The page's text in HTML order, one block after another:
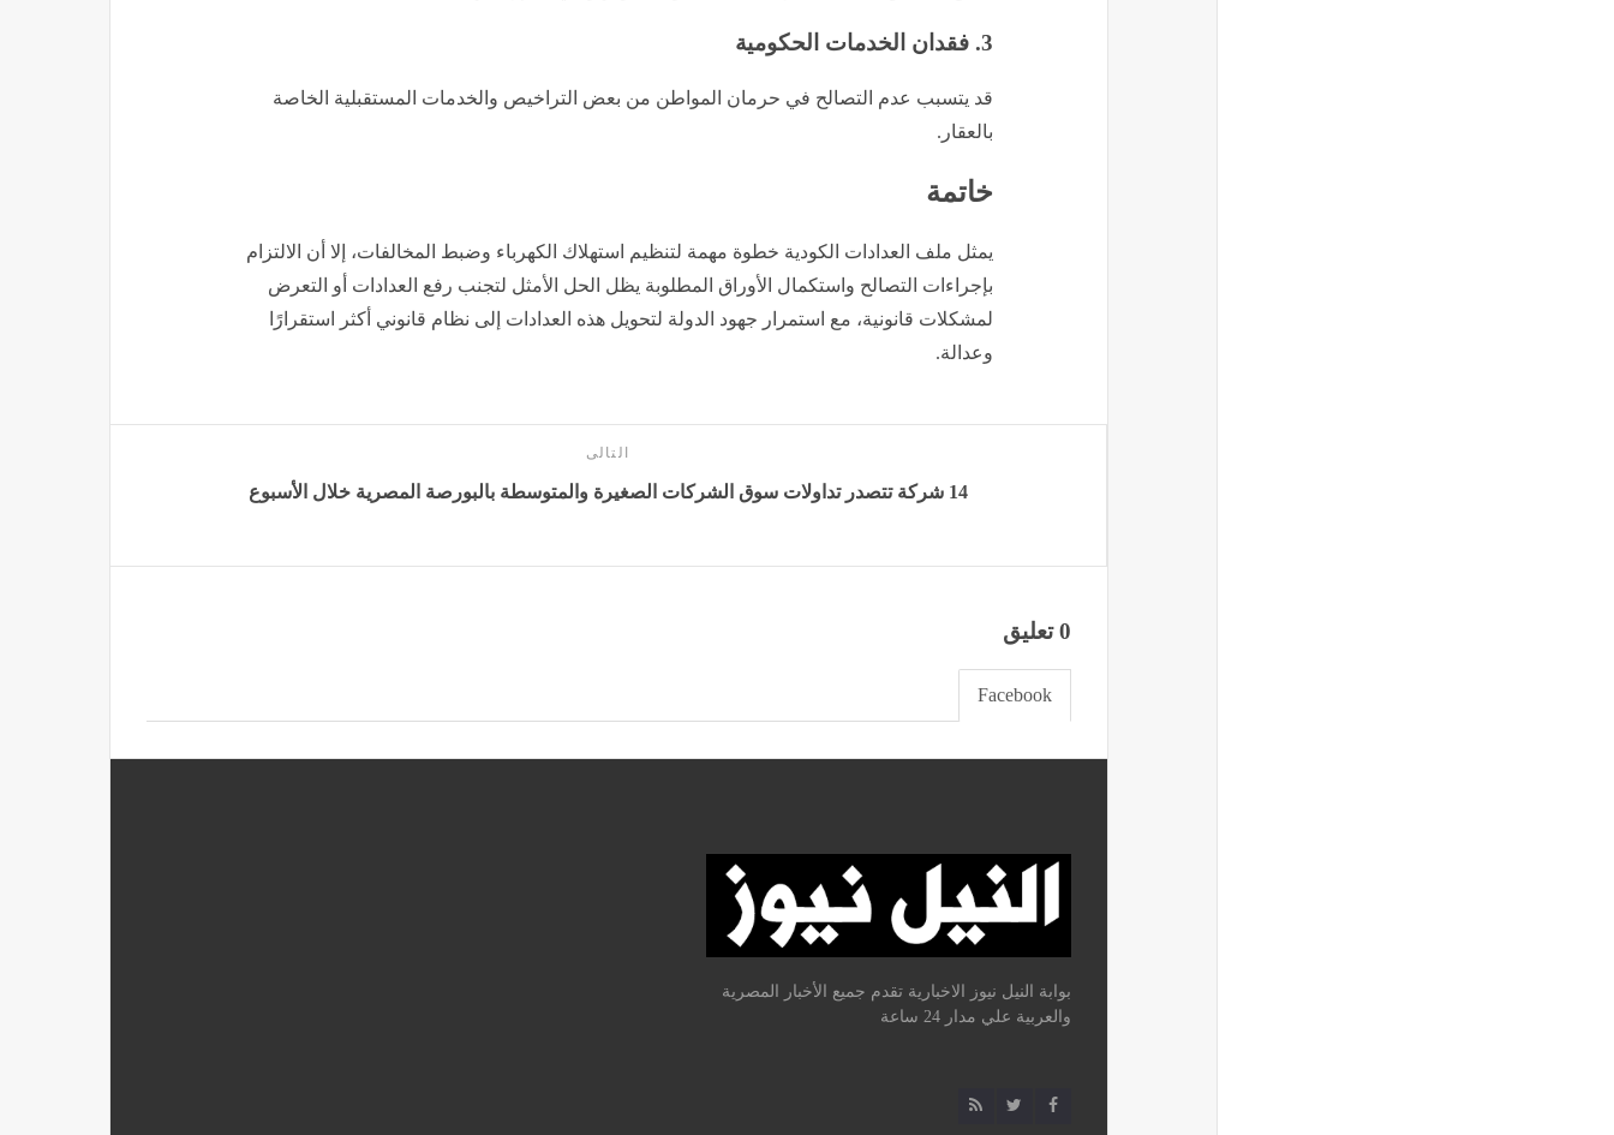
3. فقدان الخدمات الحكومية
قد يتسبب عدم التصالح في حرمان المواطن من بعض التراخيص والخدمات المستقبلية الخاصة
بالعقار.
خاتمة
يمثل ملف العدادات الكودية خطوة مهمة لتنظيم استهلاك الكهرباء وضبط المخالفات، إلا أن الالتزام
بإجراءات التصالح واستكمال الأوراق المطلوبة يظل الحل الأمثل لتجنب رفع العدادات أو التعرض
لمشكلات قانونية، مع استمرار جهود الدولة لتحويل هذه العدادات إلى نظام قانوني أكثر استقرارًا
وعدالة.
التالى
14 شركة تتصدر تداولات سوق الشركات الصغيرة والمتوسطة بالبورصة المصرية خلال الأسبوع
0 تعليق
Facebook
بوابة النيل نيوز الاخبارية تقدم جميع الأخبار المصرية
والعربية علي مدار 24 ساعة